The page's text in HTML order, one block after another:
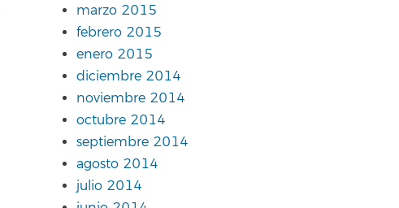
marzo 2015
febrero 2015
enero 2015
diciembre 2014
noviembre 2014
octubre 2014
septiembre 2014
agosto 2014
julio 2014